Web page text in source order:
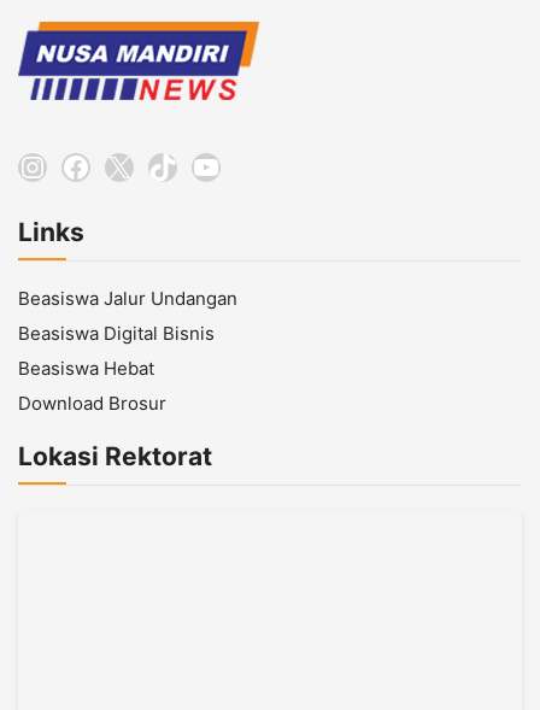
Instagram
Facebook
X TikTokYouTube
Links
Beasiswa Jalur Undangan
Beasiswa Digital Bisnis
Beasiswa Hebat
Download Brosur
Lokasi Rektorat